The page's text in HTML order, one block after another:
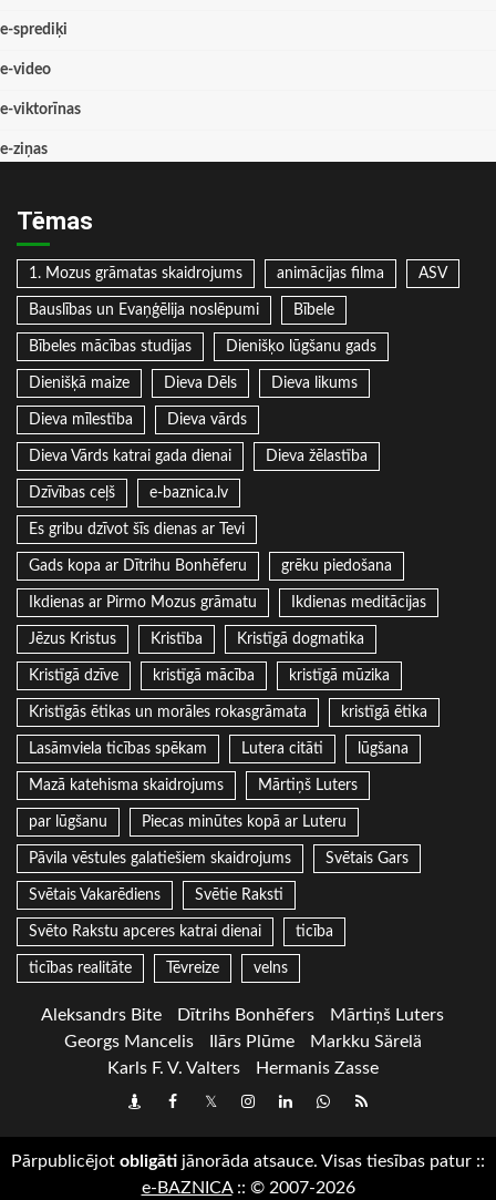
e-sprediķi
e-video
e-viktorīnas
e-ziņas
Tēmas
1. Mozus grāmatas skaidrojums animācijas filma ASV
Bauslības un Evaņģēlija noslēpumi Bībele
Bībeles mācības studijas Dienišķo lūgšanu gads
Dienišķā maize Dieva Dēls Dieva likums
Dieva mīlestība Dieva vārds
Dieva Vārds katrai gada dienai Dieva žēlastība
Dzīvības ceļš e-baznica.lv
Es gribu dzīvot šīs dienas ar Tevi
Gads kopa ar Dītrihu Bonhēferu grēku piedošana
Ikdienas ar Pirmo Mozus grāmatu Ikdienas meditācijas
Jēzus Kristus Kristība Kristīgā dogmatika
Kristīgā dzīve kristīgā mācība kristīgā mūzika
Kristīgās ētikas un morāles rokasgrāmata kristīgā ētika
Lasāmviela ticības spēkam Lutera citāti lūgšana
Mazā katehisma skaidrojums Mārtiņš Luters
par lūgšanu Piecas minūtes kopā ar Luteru
Pāvila vēstules galatiešiem skaidrojums Svētais Gars
Svētais Vakarēdiens Svētie Raksti
Svēto Rakstu apceres katrai dienai ticība
ticības realitāte Tēvreize velns
Aleksandrs Bite Dītrihs Bonhēfers
Mārtiņš Luters
Georgs Mancelis
Ilārs Plūme
Markku Särelä
Karls F. V. Valters
Hermanis Zasse
DraugiemFacebook
TwitterInstagram
LinkedInwhatsapp
RSS
Pārpublicējot obligāti jānorāda atsauce. Visas tiesības patur ::
e-BAZNICA:: © 2007-2026